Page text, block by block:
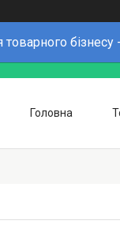
бізнесу
Головна